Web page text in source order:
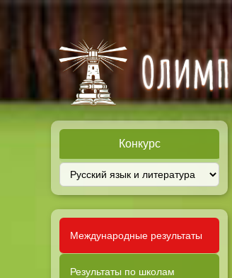
Конкурс
Международные результаты
Результаты по школам